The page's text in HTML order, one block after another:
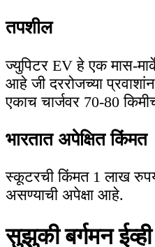
तपशील
ज्युपिटर EV हे एक मास-
आहे जी दररोजच्या
एकाच चार्जवर 70-80
भारतात अपेक्षित किंमत
स्कूटरची किंमत 1 लाख
असण्याची अपेक्षा आहे.
सुझुकी बर्गमन ईव्ही